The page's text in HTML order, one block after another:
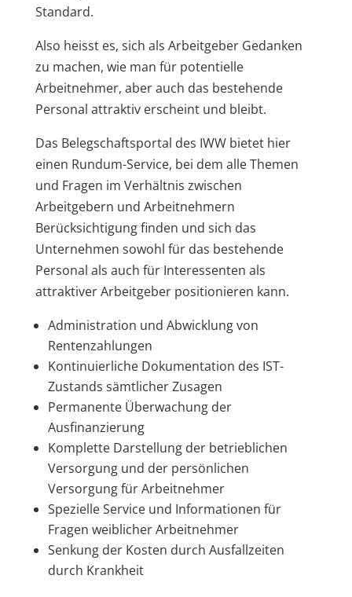
Standard.
Also heisst es, sich als Arbeitgeber Gedanken
zu machen, wie man für potentielle
Arbeitnehmer, aber auch das bestehende
Personal attraktiv erscheint und bleibt.
Das Belegschaftsportal des IWW bietet hier
einen Rundum-Service, bei dem alle Themen
und Fragen im Verhältnis zwischen
Arbeitgebern und Arbeitnehmern
Berücksichtigung finden und sich das
Unternehmen sowohl für das bestehende
Personal als auch für Interessenten als
attraktiver Arbeitgeber positionieren kann.
Administration und Abwicklung von
Rentenzahlungen
Kontinuierliche Dokumentation des IST-
Zustands sämtlicher Zusagen
Permanente Überwachung der
Ausfinanzierung
Komplette Darstellung der betrieblichen
Versorgung und der persönlichen
Versorgung für Arbeitnehmer
Spezielle Service und Informationen für
Fragen weiblicher Arbeitnehmer
Senkung der Kosten durch Ausfallzeiten
durch Krankheit